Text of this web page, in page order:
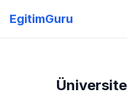
EgitimGuru